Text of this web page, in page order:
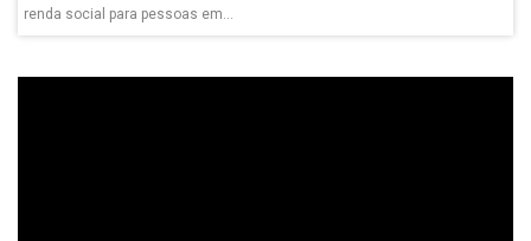
renda social para pessoas em...